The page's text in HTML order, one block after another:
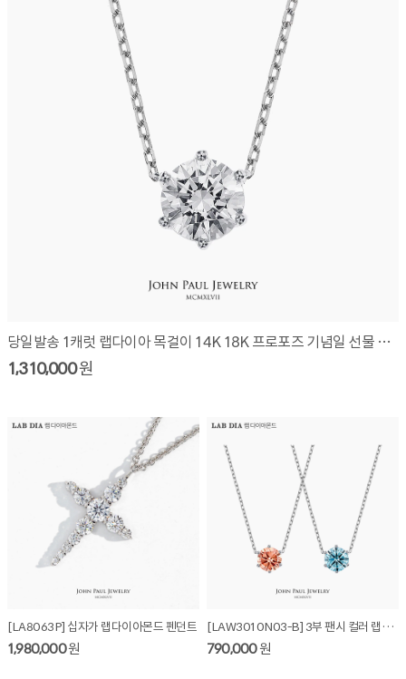
당일발송 1캐럿 랩다이아 목걸이 14K 18K 프로포즈 기념일 선물 LAW3010N10
1,310,000원
[LA8063P] 십자가 랩다이아몬드 펜던트
1,980,000원
[LAW3010N03-B] 3부 팬시 컬러 랩다이아몬드 목걸이
790,000 원